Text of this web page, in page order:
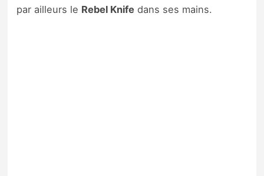
par ailleurs le Rebel Knife dans ses mains.